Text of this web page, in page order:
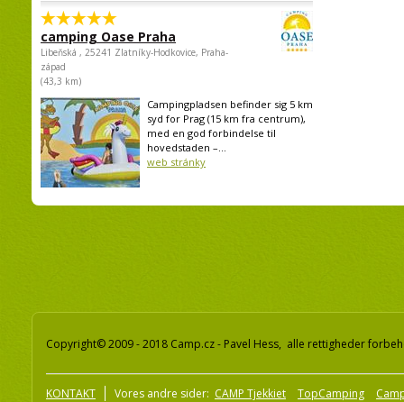
camping Oase Praha
Libeňská , 25241 Zlatníky-Hodkovice, Praha-
západ
(43,3 km)
Campingpladsen befinder sig 5 km
syd for Prag (15 km fra centrum),
med en god forbindelse til
hovedstaden –...
web stránky
Copyright© 2009 - 2018 Camp.cz - Pavel Hess, alle rettigheder
KONTAKT Vores andre sider: CAMP Tjekkiet TopCamping